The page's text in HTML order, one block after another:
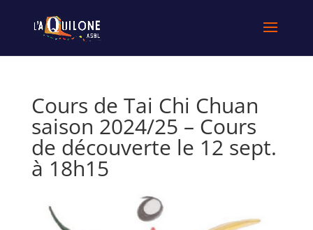
Cours de Tai Chi Chuan
saison 2024/25 – Cours
de découverte le 12 sept.
à 18h15